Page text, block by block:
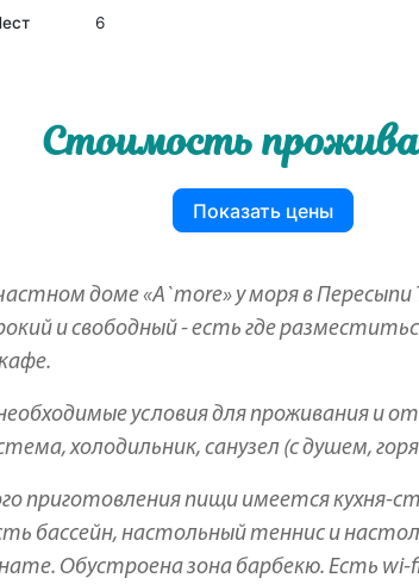
6
Стоимость
Показать цены
доме «A`more» у моря в Пересыпи
и свободный - есть где
условия для проживания и
холодильник, санузел (с душем,
приготовления пищи имеется кухня-
бассейн, настольный теннис и
Обустроена зона барбекю. Есть wi-